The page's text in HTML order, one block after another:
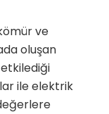
ve
oluşan
ile elektrik